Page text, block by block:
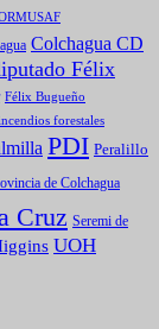
Colchagua CD
Félix
Félix Bugueño
forestales
PDI Peralillo
de Colchagua
Cruz Seremi de
UOH